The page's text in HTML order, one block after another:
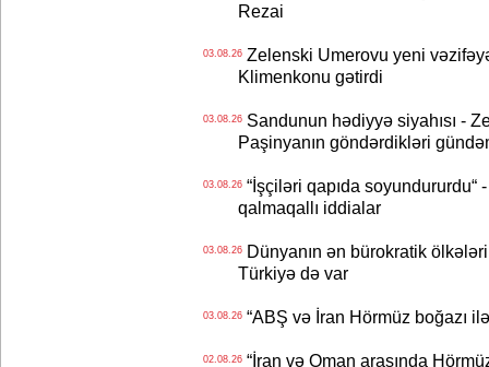
Rezai
03.08.26Zelenski Umerovu yeni
Klimenkonu gətirdi
03.08.26Sandunun hədiyyə siyahısı -
Paşinyanın göndərdikləri
03.08.26“İşçiləri qapıda soyundururdu“
qalmaqallı iddialar
03.08.26Dünyanın ən bürokratik ölkələri
Türkiyə də var
03.08.26“ABŞ və İran Hörmüz boğazı ilə
02.08.26“İran və Oman arasında